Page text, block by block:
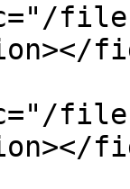
files/
files/